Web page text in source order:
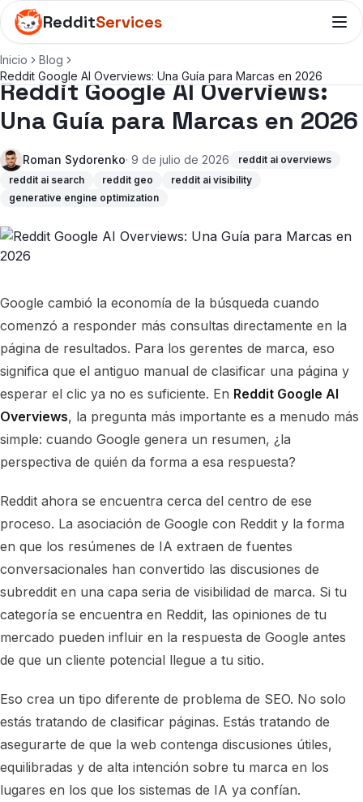
RedditServices
Inicio
Blog
Reddit Google AI Overviews: Una Guía para Marcas en 2026
Reddit Google AI Overviews:
Una Guía para Marcas en 2026
Roman Sydorenko· 9 de julio de 2026
reddit ai overviews
reddit ai search
reddit geo
reddit ai visibility
generative engine optimization
Google cambió la economía de la búsqueda cuando
comenzó a responder más consultas directamente en la
página de resultados. Para los gerentes de marca, eso
significa que el antiguo manual de clasificar una página y
esperar el clic ya no es suficiente. En Reddit Google AI
Overviews, la pregunta más importante es a menudo más
simple: cuando Google genera un resumen, ¿la
perspectiva de quién da forma a esa respuesta?
Reddit ahora se encuentra cerca del centro de ese
proceso. La asociación de Google con Reddit y la forma
en que los resúmenes de IA extraen de fuentes
conversacionales han convertido las discusiones de
subreddit en una capa seria de visibilidad de marca. Si tu
categoría se encuentra en Reddit, las opiniones de tu
mercado pueden influir en la respuesta de Google antes
de que un cliente potencial llegue a tu sitio.
Eso crea un tipo diferente de problema de SEO. No solo
estás tratando de clasificar páginas. Estás tratando de
asegurarte de que la web contenga discusiones útiles,
equilibradas y de alta intención sobre tu marca en los
lugares en los que los sistemas de IA ya confían.